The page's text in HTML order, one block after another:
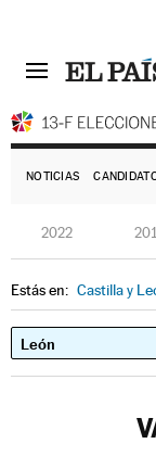
NOTICIAS
2022
Estás en: Castilla y